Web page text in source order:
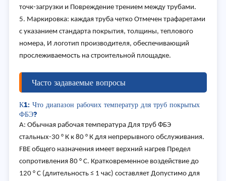
точк-загрузки и Повреждение трением между трубами.
5. Маркировка: каждая труба четко Отмечен трафаретами
с указанием стандарта покрытия, толщины, теплового
номера, И логотип производителя, обеспечивающий
прослеживаемость на строительной площадке.
Часто задаваемые вопросы
К1: Что диапазон рабочих температур для труб покрытых
ФБЭ?
A: Обычная рабочая температура Для труб ФБЭ
стальных-30 ° К к 80 ° К для непрерывного обслуживания.
FBE общего назначения имеет верхний нагрев Предел
сопротивления 80 ° C. Кратковременное воздействие до
120 ° C (длительность ≤ 1 час) составляет Допустимо для